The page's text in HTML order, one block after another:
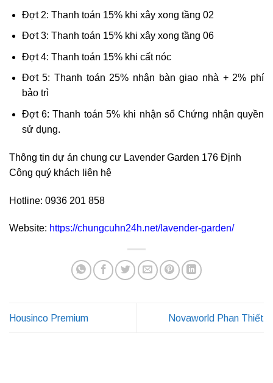
Đợt 2: Thanh toán 15% khi xây xong tầng 02
Đợt 3: Thanh toán 15% khi xây xong tầng 06
Đợt 4: Thanh toán 15% khi cất nóc
Đợt 5: Thanh toán 25% nhận bàn giao nhà + 2% phí
bảo trì
Đợt 6: Thanh toán 5% khi nhận sổ Chứng nhận quyền
sử dụng.
Thông tin dự án chung cư Lavender Garden 176 Định
Công quý khách liên hệ
Hotline: 0936 201 858
Website: https://chungcuhn24h.net/lavender-garden/
Housinco Premium Novaworld Phan Thiết